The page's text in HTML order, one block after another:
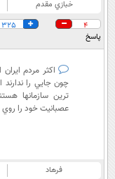
خبازي مقدم
4
325
پاسخ
اكثر مردم
چون جايي را
ترين سازمانها
عصبانيت خود را روي
فرهاد